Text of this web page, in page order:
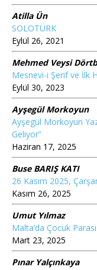
Atilla Ün
SOLOTÜRK
Eylül 26, 2021
Mehmed Veysi
Mesnevi-i Şerif ve İlk
Eylül 30, 2023
Ayşegül Morkoyun
Ayşegül Morkoyun
Geliyor”
Haziran 17, 2025
Buse BARIŞ KATI
26 Kasım 2025,
Kasım 26, 2025
Umut Yılmaz
Malta’da Çocuk
Mart 23, 2025
Pınar Yalçınkaya